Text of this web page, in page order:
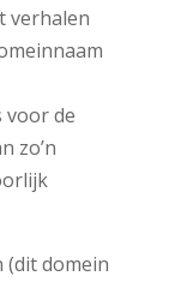
verhalen
voor de
zo’n
(dit domein